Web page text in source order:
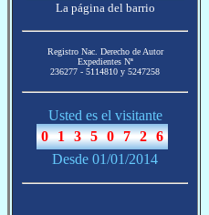
La página del barrio
Registro Nac. Derecho de Autor
Expedientes Nª
236277 - 5114810 y 5247258
Usted es el visitante
Desde 01/01/2014